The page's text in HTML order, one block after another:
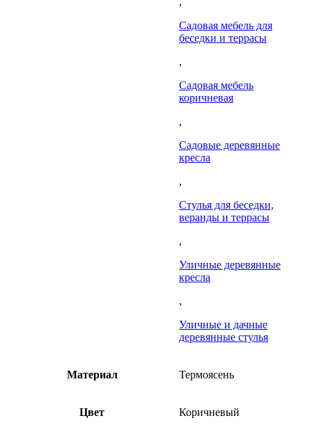
Садовая мебель для
беседки и террасы
,
Садовая мебель
коричневая
,
Садовые деревянные
кресла
,
Стулья для беседки,
веранды и террасы
,
Уличные деревянные
кресла
,
Уличные и дачные
деревянные стулья
Материал Термоясень
Цвет Коричневый